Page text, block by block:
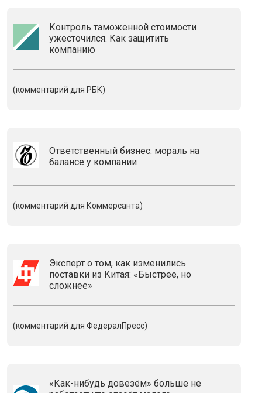
Контроль таможенной стоимости
ужесточился. Как защитить
компанию
(комментарий для РБК)
Ответственный бизнес: мораль на
балансе у компании
(комментарий для Коммерсанта)
Эксперт о том, как изменились
поставки из Китая: «Быстрее, но
сложнее»
(комментарий для ФедералПресс)
«Как-нибудь довезём» больше не